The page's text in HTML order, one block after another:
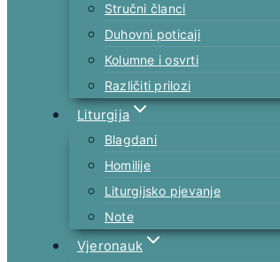
Stručni članci
Duhovni poticaji
Kolumne i osvrti
Različiti prilozi
Liturgija
Blagdani
Homilije
Liturgijsko pjevanje
Note
Vjeronauk